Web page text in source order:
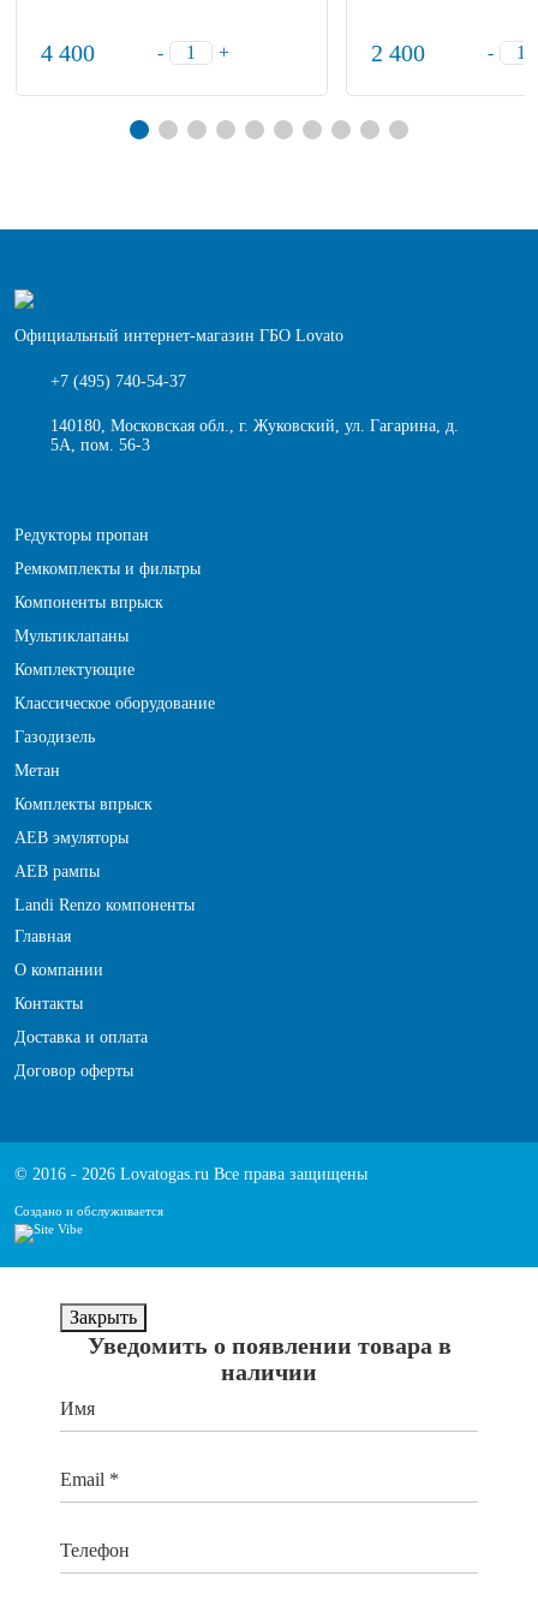
4 400 - + 2 400 -
Официальный интернет-магазин ГБО Lovato
+7 (495) 740-54-37
140180, Московская обл., г. Жуковский, ул. Гагарина, д.
5А, пом. 56-3
Редукторы пропан
Ремкомплекты и фильтры
Компоненты впрыск
Мультиклапаны
Комплектующие
Классическое оборудование
Газодизель
Метан
Комплекты впрыск
АЕВ эмуляторы
АЕВ рампы
Landi Renzo компоненты
Главная
О компании
Контакты
Доставка и оплата
Договор оферты
© 2016 - 2026 Lovatogas.ru Все права защищены
Создано и обслуживается
Закрыть
Уведомить о появлении товара в
наличии
Имя
Email *
Телефон